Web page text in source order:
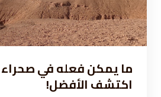
ما يمكن فعله في
اكتشف الأفضل!